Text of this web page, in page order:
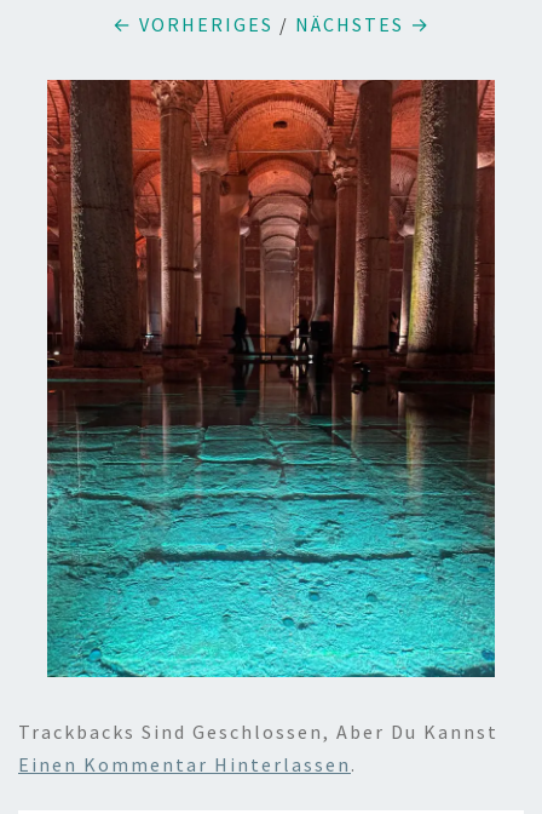
← VORHERIGES / NÄCHSTES →
Trackbacks Sind Geschlossen, Aber Du Kannst
Einen Kommentar Hinterlassen .